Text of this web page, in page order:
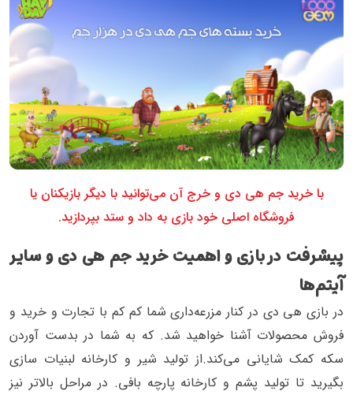
با خرید جم هی دی و خرج آن می‌توانید با دیگر بازیکنان یا
فروشگاه اصلی خود بازی به داد و ستد بپردازید.
پیشرفت در بازی و اهمیت خرید جم هی دی و سایر
آیتم‌ها
در بازی هی دی در کنار مزرعه‌داری شما کم کم با تجارت و خرید و
فروش محصولات آشنا خواهید شد. که به شما در بدست آوردن
سکه کمک شایانی می‌کند.از تولید شیر و کارخانه لبنیات سازی
بگیرید تا تولید پشم و کارخانه پارچه بافی. در مراحل بالاتر نیز